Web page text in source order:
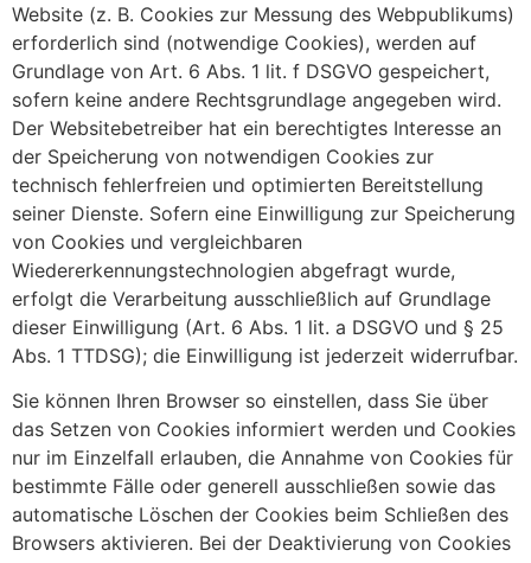
Website (z. B. Cookies zur Messung des Webpublikums)
erforderlich sind (notwendige Cookies), werden auf
Grundlage von Art. 6 Abs. 1 lit. f DSGVO gespeichert,
sofern keine andere Rechtsgrundlage angegeben wird.
Der Websitebetreiber hat ein berechtigtes Interesse an
der Speicherung von notwendigen Cookies zur
technisch fehlerfreien und optimierten Bereitstellung
seiner Dienste. Sofern eine Einwilligung zur Speicherung
von Cookies und vergleichbaren
Wiedererkennungstechnologien abgefragt wurde,
erfolgt die Verarbeitung ausschließlich auf Grundlage
dieser Einwilligung (Art. 6 Abs. 1 lit. a DSGVO und § 25
Abs. 1 TTDSG); die Einwilligung ist jederzeit widerrufbar.
Sie können Ihren Browser so einstellen, dass Sie über
das Setzen von Cookies informiert werden und Cookies
nur im Einzelfall erlauben, die Annahme von Cookies für
bestimmte Fälle oder generell ausschließen sowie das
automatische Löschen der Cookies beim Schließen des
Browsers aktivieren. Bei der Deaktivierung von Cookies